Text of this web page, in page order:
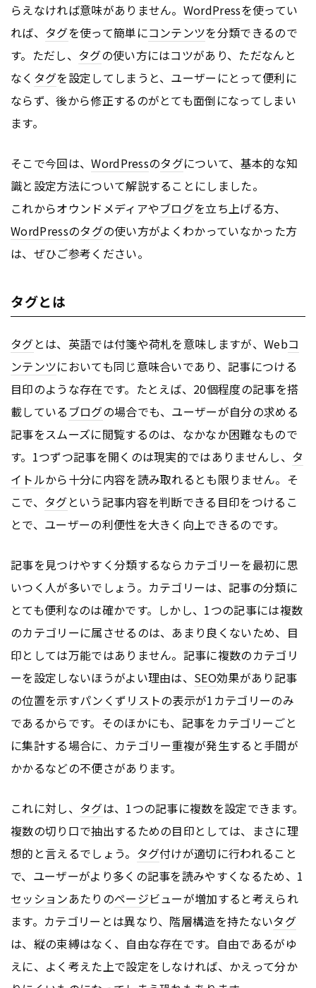
らえなければ意味がありません。 WordPressを使ってい
れば、 タグを使って簡単にコンテンツを分類できるので
す。ただし、 タグの使い方にはコツがあり、ただなんと
なく タグを設定してしまうと、ユーザーにとって便利に
ならず、後から修正するのがとても面倒になってしまい
ます。
そこで今回は、WordPressのタグについて、基本的な知
識と設定方法について解説することにしました。
これからオウンドメディアやブログを立ち上げる方、
WordPressのタグの使い方がよくわかっていなかった方
は、ぜひご参考ください。
タグとは
タグとは、英語では付箋や荷札を意味しますが、Webコ
ンテンツにおいても同じ意味合いであり、記事につける
目印のような存在です。たとえば、20個程度の記事を搭
載している ブログの場合でも、ユーザーが自分の求める
記事をスムーズに閲覧するのは、なかなか困難なもので
す。1つずつ記事を開くのは現実的ではありませんし、 タ
イトルから十分に内容を読み取れるとも限りません。そ
こで、 タグという記事内容を判断できる目印をつけるこ
とで、ユーザーの利便性を大きく向上できるのです。
記事を見つけやすく分類するならカテゴリーを最初に思
いつく人が多いでしょう。カテゴリーは、記事の分類に
とても便利なのは確かです。しかし、1つの記事には複数
のカテゴリーに属させるのは、あまり良くないため、目
印としては万能ではありません。記事に複数のカテゴリ
ーを設定しないほうがよい理由は、 SEO効果があり記事
の位置を示すパンくずリストの表示が1カテゴリーのみ
であるからです。そのほかにも、記事をカテゴリーごと
に集計する場合に、カテゴリー重複が発生すると手間が
かかるなどの不便さがあります。
これに対し、 タグは、1つの記事に複数を設定できます。
複数の切り口で抽出するための目印としては、まさに理
想的と言えるでしょう。 タグ付けが適切に行われること
で、ユーザーがより多くの記事を読みやすくなるため、1
セッションあたりのページビューが増加すると考えられ
ます。カテゴリーとは異なり、階層構造を持たないタグ
は、縦の束縛はなく、自由な存在です。自由であるがゆ
えに、よく考えた上で設定をしなければ、かえって分か